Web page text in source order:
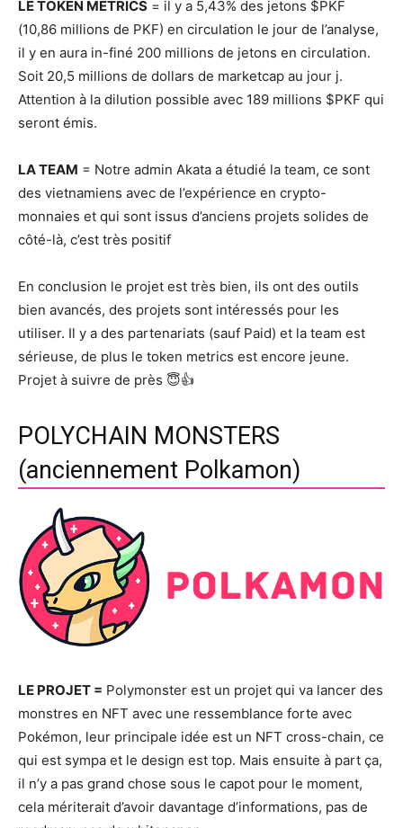
LE TOKEN METRICS = il y a 5,43% des jetons $PKF
(10,86 millions de PKF) en circulation le jour de l’analyse,
il y en aura in-finé 200 millions de jetons en circulation.
Soit 20,5 millions de dollars de marketcap au jour j.
Attention à la dilution possible avec 189 millions $PKF qui
seront émis.
LA TEAM = Notre admin Akata a étudié la team, ce sont
des vietnamiens avec de l’expérience en crypto-
monnaies et qui sont issus d’anciens projets solides de
côté-là, c’est très positif
En conclusion le projet est très bien, ils ont des outils
bien avancés, des projets sont intéressés pour les
utiliser. Il y a des partenariats (sauf Paid) et la team est
sérieuse, de plus le token metrics est encore jeune.
Projet à suivre de près 😇👍
POLYCHAIN MONSTERS
(anciennement Polkamon)
LE PROJET = Polymonster est un projet qui va lancer des
monstres en NFT avec une ressemblance forte avec
Pokémon, leur principale idée est un NFT cross-chain, ce
qui est sympa et le design est top. Mais ensuite à part ça,
il n’y a pas grand chose sous le capot pour le moment,
cela mériterait d’avoir davantage d’informations, pas de